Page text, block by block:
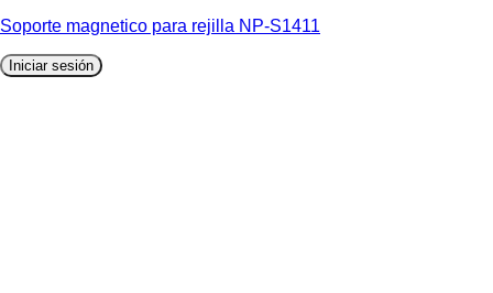
Soporte magnetico para rejilla NP-S1411
Iniciar sesión